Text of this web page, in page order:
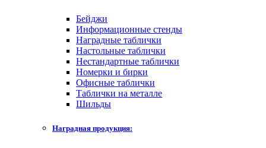
Бейджи
Информационные стенды
Наградные таблички
Настольные таблички
Нестандартные таблички
Номерки и бирки
Офисные таблички
Таблички на металле
Шильды
Наградная продукция: